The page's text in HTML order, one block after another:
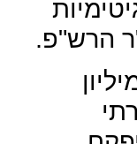
הרש"פ.
סכום של 50 מיליון